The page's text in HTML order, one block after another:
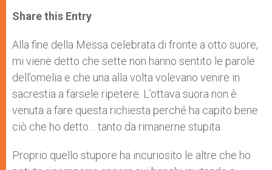
t
s
p
p
s
e
g
e
r
e
b
o
k
r
Share this Entry
Alla fine della Messa celebrata di fronte a otto suore,
mi viene detto che sette non hanno sentito le parole
dell’omelia e che una alla volta volevano venire in
sacrestia a farsele ripetere. L’ottava suora non è
venuta a fare questa richiesta perché ha capito bene
ciò che ho detto… tanto da rimanerne stupita.
Proprio quello stupore ha incuriosito le altre che ho